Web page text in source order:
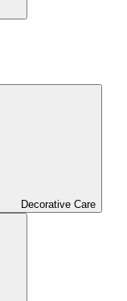
Decorative Care